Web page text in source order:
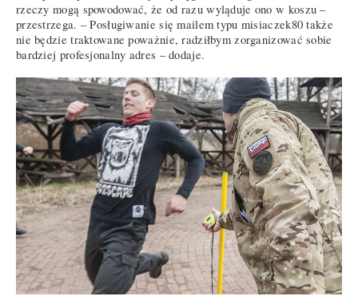
rzeczy mogą spowodować, że od razu wyląduje ono w koszu –
przestrzega. – Posługiwanie się mailem typu misiaczek80 także
nie będzie traktowane poważnie, radziłbym zorganizować sobie
bardziej profesjonalny adres – dodaje.